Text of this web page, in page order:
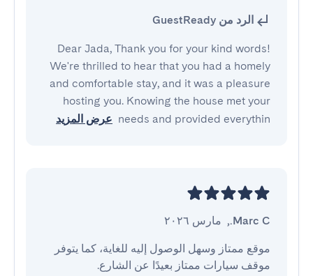
الرد من GuestReady
Dear Jada, Thank you for your kind words!
We're thrilled to hear that you had a homely
and comfortable stay, and it was a pleasure
hosting you. Knowing the house met your
needs and provided everythin عرض المزيد
Marc C.
, مارس ٢٠٢٦